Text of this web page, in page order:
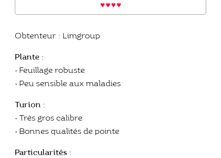
Obtenteur : Limgroup
Plante :
• Feuillage robuste
• Peu sensible aux maladies
Turion :
• Très gros calibre
• Bonnes qualités de pointe
Particularités :